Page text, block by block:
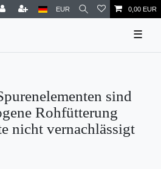
EUR 0,00 EUR
☰
sind
Rohfütterung
nicht vernachlässigt